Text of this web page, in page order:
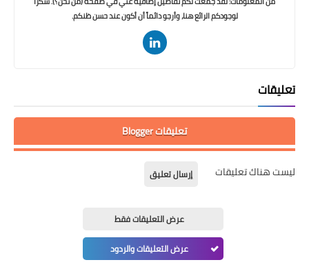
لوجودكم الرائع هنا، وأرجو دائماً أن أكون عند حسن ظنكم.
تعليقات
تعليقات Blogger
ليست هناك تعليقات إرسال تعليق
عرض التعليقات فقط
عرض التعليقات والردود